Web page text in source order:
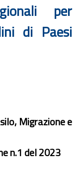
per
di Paesi
Migrazione e
n.1 del 2023